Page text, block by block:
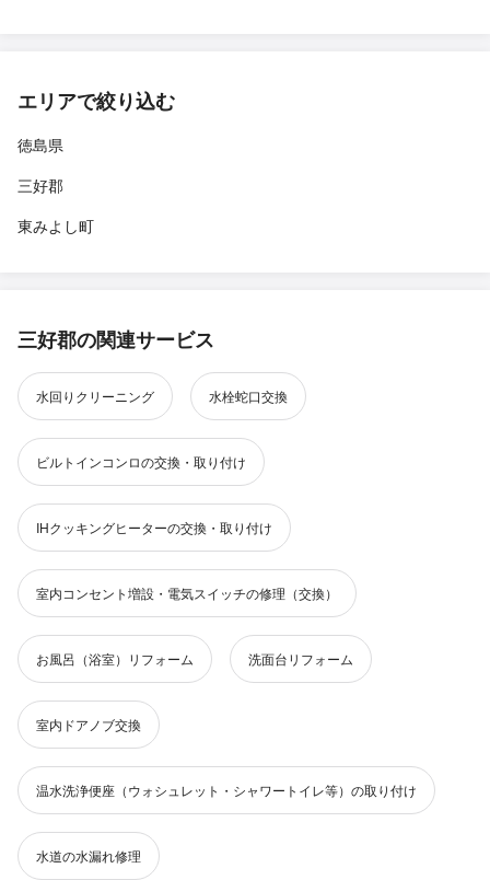
エリアで絞り込む
徳島県
三好郡
東みよし町
三好郡の関連サービス
水回りクリーニング 水栓蛇口交換
ビルトインコンロの交換・取り付け
IHクッキングヒーターの交換・取り付け
室内コンセント増設・電気スイッチの修理（交換）
お風呂（浴室）リフォーム 洗面台リフォーム
室内ドアノブ交換
温水洗浄便座（ウォシュレット・シャワートイレ等）の取り付け
水道の水漏れ修理